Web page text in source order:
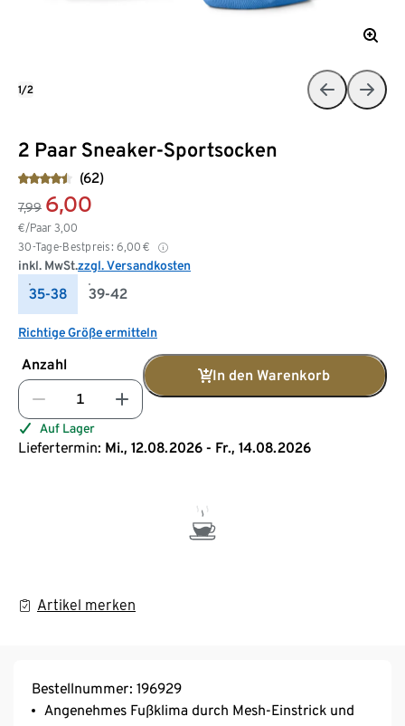
2 Paar Sneaker-Sportsocken
(62)
7,99 6,00
€/Paar 3,00
30-Tage-Bestpreis: 6,00 €
inkl. MwSt.zzgl. Versandkosten
35-38 39-42
Richtige Größe ermitteln
Anzahl
In den Warenkorb
Auf Lager
Liefertermin: Mi., 12.08.2026 - Fr., 14.08.2026
Artikel merken
1/2
Bestellnummer: 196929
Angenehmes Fußklima durch Mesh-Einstrick und